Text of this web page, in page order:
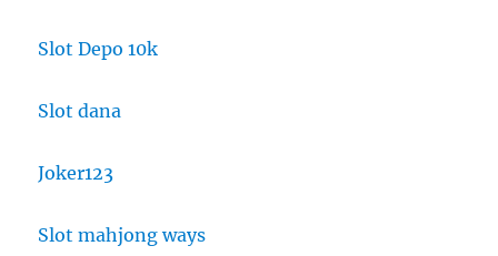
Slot Depo 10k
Slot dana
Joker123
Slot mahjong ways